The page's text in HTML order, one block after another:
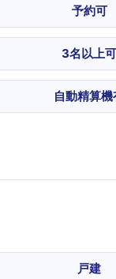
予約可
3名以上可
自動精算機
戸建